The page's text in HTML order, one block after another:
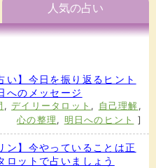
人気の占い
い】今日を振り返るヒント
へのメッセージ
,デイリータロット , 自己理解 ,
心の整理 , 明日へのヒント ]
ン】今やっていることは正
ットで占いましょう